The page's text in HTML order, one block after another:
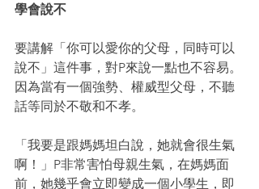
學會說不
要講解「你可以愛你的父母，同時可以
說不」這件事，對P來說一點也不容易。
因為當有一個強勢、權威型父母，不聽
話等同於不敬和不孝。
「我要是跟媽媽坦白說，她就會很生氣
啊！」P非常害怕母親生氣，在媽媽面
前，她幾乎會立即變成一個小學生，即